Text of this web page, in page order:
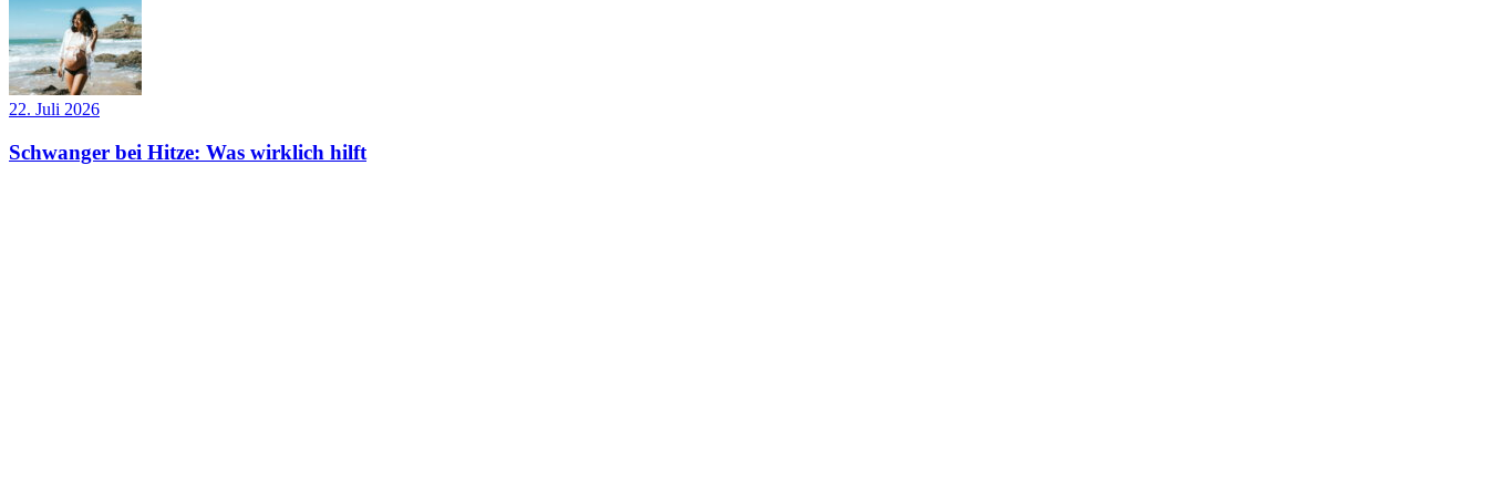
22. Juli 2026
Schwanger bei Hitze: Was wirklich hilft